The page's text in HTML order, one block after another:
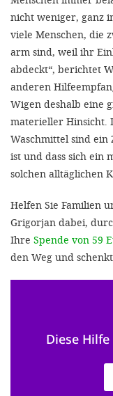
nicht weniger, ganz
viele Menschen, die
arm sind, weil ihr
abdeckt“, berichtet
anderen
Wigen deshalb eine
materieller Hinsicht.
Waschmittel sind ein
ist und dass sich ein
solchen alltäglichen
Helfen Sie Familien
Grigorjan dabei,
Ihre Spende von 59
den Weg und
Diese